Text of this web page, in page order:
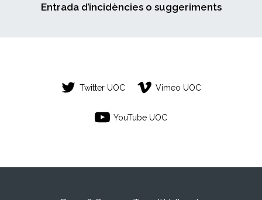
Entrada d’incidències o suggeriments
Twitter UOC Vimeo UOC
YouTube UOC